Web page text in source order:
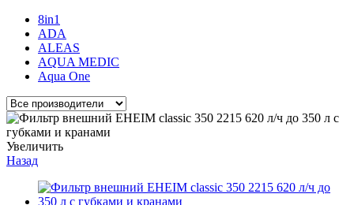
8in1
ADA
ALEAS
AQUA MEDIC
Aqua One
Увеличить
Назад